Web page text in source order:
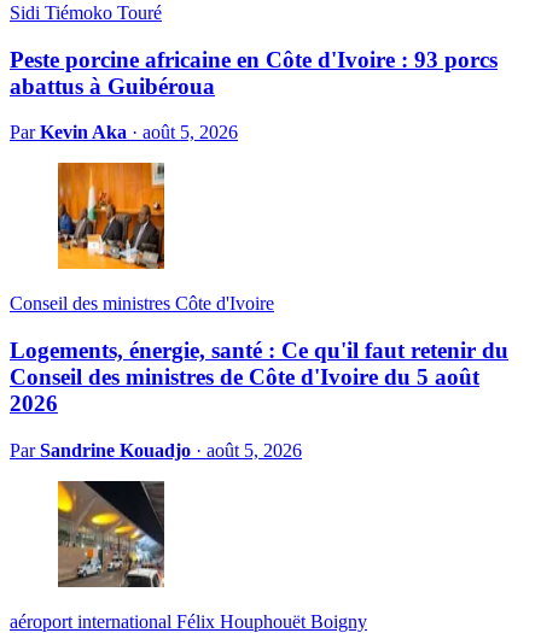
Sidi Tiémoko Touré
Peste porcine africaine en Côte d'Ivoire : 93 porcs
abattus à Guibéroua
ParKevin Aka · août 5, 2026
Conseil des ministres Côte d'Ivoire
Logements, énergie, santé : Ce qu'il faut retenir du
Conseil des ministres de Côte d'Ivoire du 5 août
2026
ParSandrine Kouadjo · août 5, 2026
aéroport international Félix Houphouët Boigny